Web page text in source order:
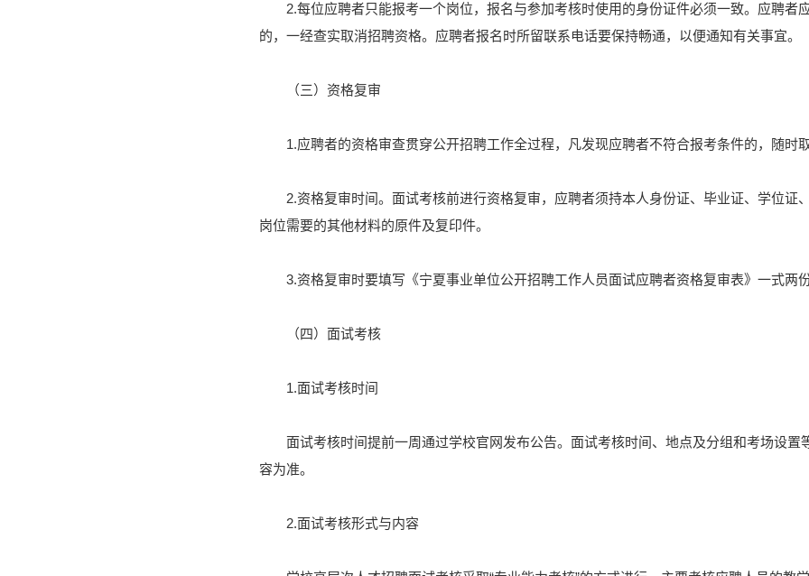
2.每位应聘者只能报考一个岗位，报名与参加考核时使用的身份证件必须一致。应聘
的，一经查实取消招聘资格。应聘者报名时所留联系电话要保持畅通，以便通知有关事宜。
（三）资格复审
1.应聘者的资格审查贯穿公开招聘工作全过程，凡发现应聘者不符合报考条件的，随时
2.资格复审时间。面试考核前进行资格复审，应聘者须持本人身份证、毕业证、学位
岗位需要的其他材料的原件及复印件。
3.资格复审时要填写《宁夏事业单位公开招聘工作人员面试应聘者资格复审表》一式两
（四）面试考核
1.面试考核时间
面试考核时间提前一周通过学校官网发布公告。面试考核时间、地点及分组和考场设
容为准。
2.面试考核形式与内容